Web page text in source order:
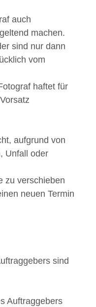
auch
machen.
sind nur dann
vom
haftet für
aufgrund von
Unfall oder
zu verschieben
neuen Termin
sind
Auftraggebers